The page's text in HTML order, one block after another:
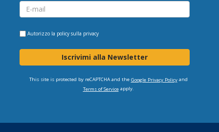
Autorizzo la policy sulla privacy
Iscrivimi alla Newsletter
This site is protected by reCAPTCHA and the Google Privacy Policyand
Terms of Serviceapply.